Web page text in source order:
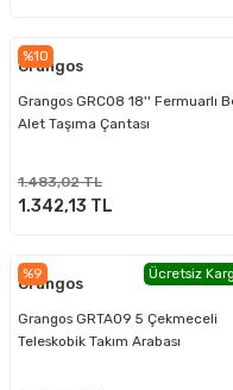
%10
Grangos
Grangos GRC08 18'' Fermuarlı
Alet Taşıma Çantası
1.483,02 TL
1.342,13 TL
%9 Ücretsiz
Grangos
Grangos GRTA09 5 Çekmeceli
Teleskobik Takım Arabası